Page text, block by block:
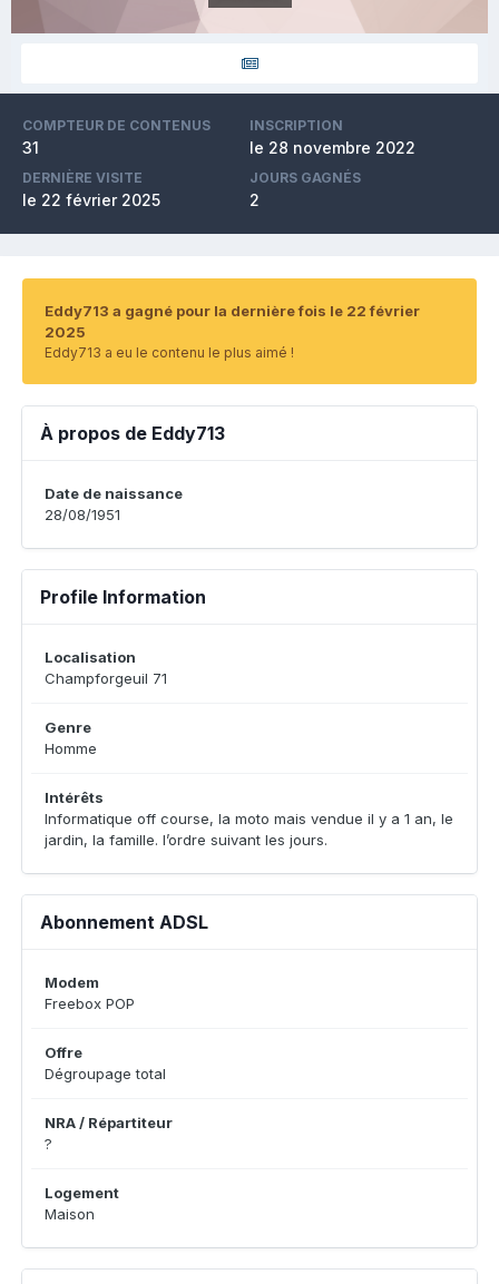
COMPTEUR DE CONTENUS
31
INSCRIPTION
le 28 novembre 2022
DERNIÈRE VISITE
le 22 février 2025
JOURS GAGNÉS
2
Eddy713 a gagné pour la dernière fois le 22 février
2025
Eddy713 a eu le contenu le plus aimé !
À propos de Eddy713
Date de naissance
28/08/1951
Profile Information
Localisation
Champforgeuil 71
Genre
Homme
Intérêts
Informatique off course, la moto mais vendue il y a 1 an, le
jardin, la famille. l’ordre suivant les jours.
Abonnement ADSL
Modem
Freebox POP
Offre
Dégroupage total
NRA / Répartiteur
?
Logement
Maison